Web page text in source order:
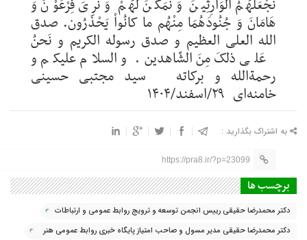
به اشتراک بگذارید :
https://pra8.ir/?p=23099
برچسب ها
دکتر محمدرضا حقیقی رییس انجمن توسعه و ترویج روابط عمومی و ارتباطات
دکتر محمدرضا حقیقی مدیر مسول و صاحب امتیاز پایگاه خبری روابط عمومی هنر